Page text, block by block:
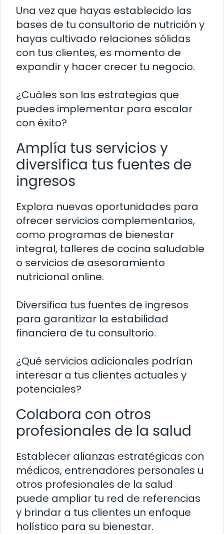
Una vez que hayas establecido las
bases de tu consultorio de nutrición y
hayas cultivado relaciones sólidas
con tus clientes, es momento de
expandir y hacer crecer tu negocio.
¿Cuáles son las estrategias que
puedes implementar para escalar
con éxito?
Amplía tus servicios y
diversifica tus fuentes de
ingresos
Explora nuevas oportunidades para
ofrecer servicios complementarios,
como programas de bienestar
integral, talleres de cocina saludable
o servicios de asesoramiento
nutricional online.
Diversifica tus fuentes de ingresos
para garantizar la estabilidad
financiera de tu consultorio.
¿Qué servicios adicionales podrían
interesar a tus clientes actuales y
potenciales?
Colabora con otros
profesionales de la salud
Establecer alianzas estratégicas con
médicos, entrenadores personales u
otros profesionales de la salud
puede ampliar tu red de referencias
y brindar a tus clientes un enfoque
holístico para su bienestar.